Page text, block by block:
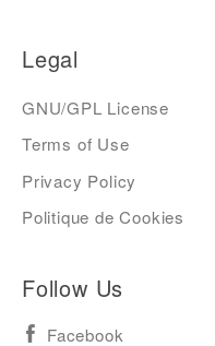
Legal
GNU/GPL License
Terms of Use
Privacy Policy
Politique de Cookies
Follow Us
Facebook